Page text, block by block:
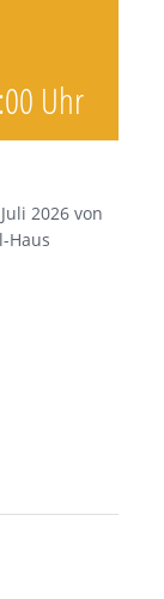
Uhr
2026 von
Haus